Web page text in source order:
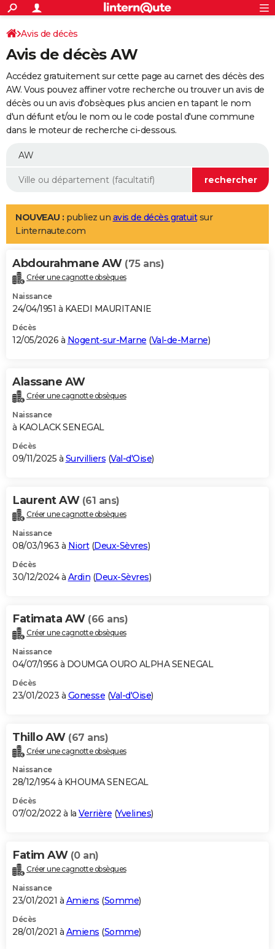
ACTUALITÉS
Politique
Société
Faits Divers
Education
Monde
Villes
+
SPORT
Coupe du monde 2026
Football
Tennis
Cyclisme
Rugby
Forum
Programme TV
TNT
Streaming
Cinéma
Sorties cinéma
Musique
+
FINANCE
Retraite
Impôts
Epargne
Immobilier
Risques naturels par ville
Banque
Assurance
Crédit
AUTO
Essais
Réserver un essai
Citadines
Berlines
SUV
Forum auto
+
Mobiles
Meilleur smartphone
Internet
Ordinateurs
Jeux vidéo
Guide high-tech
Aménagement intérieur
LIFESTYLE
Art de vivre
Bien-être
Loisirs
Mode
Modes de vie
Alimentation
Guide de la santé
Maladies
Médicaments
Sommeil
VOYAGE
Destinations
City break
Voyage nature
Voyage de noces
Forum
Climat
+PHOTO
GUIDES D'ACHAT
BONS PLANS
Carte de Noël
Carte Bonne année
Carte Saint-Valentin
Carte Pâques
Carte d'anniversaire
DICTIONNAIRE
Dictionnaire
Biographies
Citations
Expressions
Proverbes
PROGRAMME TV
S'inscrire
Se connecter
Lycées
Collèges
Primaires
Universités
Entreprises
Service militaire
Avis de recherche
AVIS DE DÉCÈS
Bricolage
Lifestyle
Culture
Sport
Auto
Television
Voyage
Cinema
Avis de décès
Avis de décès AW
Accédez gratuitement sur cette page au carnet des décès des
AW. Vous pouvez affiner votre recherche ou trouver un avis de
décès ou un avis d'obsèques plus ancien en tapant le nom
d'un défunt et/ou le nom ou le code postal d'une commune
dans le moteur de recherche ci-dessous.
NOUVEAU : publiez un avis de décès gratuitsur
Linternaute.com
Abdourahmane AW (75 ans)
Créer une cagnotte obsèques
Naissance
24/04/1951 à KAEDI MAURITANIE
Décès
12/05/2026 à Nogent-sur-Marne (Val-de-Marne)
Alassane AW
Créer une cagnotte obsèques
Naissance
à KAOLACK SENEGAL
Décès
09/11/2025 à Survilliers (Val-d'Oise)
Laurent AW (61 ans)
Créer une cagnotte obsèques
Naissance
08/03/1963 à Niort(Deux-Sèvres)
Décès
30/12/2024 à Ardin (Deux-Sèvres)
Fatimata AW (66 ans)
Créer une cagnotte obsèques
Naissance
04/07/1956 à DOUMGA OURO ALPHA SENEGAL
Décès
23/01/2023 à Gonesse (Val-d'Oise)
Thillo AW (67 ans)
Créer une cagnotte obsèques
Naissance
28/12/1954 à KHOUMA SENEGAL
Décès
07/02/2022 à la Verrière (Yvelines)
Fatim AW (0 an)
Créer une cagnotte obsèques
Naissance
23/01/2021 à Amiens (Somme)
Décès
28/01/2021 à Amiens (Somme)